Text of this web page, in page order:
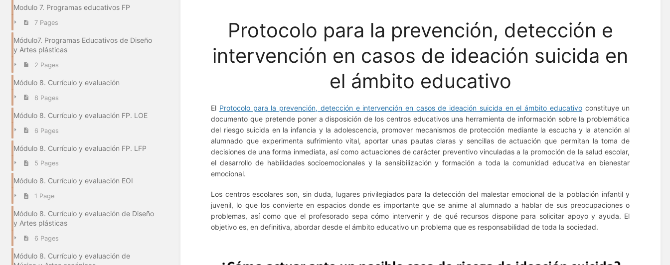
Modulo 7. Programas educativos FP
7 Pages
Módulo7. Programas Educativos de Diseño
y Artes plásticas
2 Pages
Módulo 8. Currículo y evaluación
8 Pages
Módulo 8. Currículo y evaluación FP. LOE
6 Pages
Módulo 8. Currículo y evaluación FP. LFP
5 Pages
Módulo 8. Currículo y evaluación EOI
1 Page
Módulo 8. Currículo y evaluación de Diseño
y Artes plásticas
6 Pages
Módulo 8. Currículo y evaluación de
Protocolo para la prevención, detección e
intervención en casos de ideación suicida en
el ámbito educativo
El Protocolo para la prevención, detección e intervención en casos de ideación suicida en el ámbito educativoconstituye un
documento que pretende poner a disposición de los centros educativos una herramienta de información sobre la problemática
del riesgo suicida en la infancia y la adolescencia, promover mecanismos de protección mediante la escucha y la atención al
alumnado que experimenta sufrimiento vital, aportar unas pautas claras y sencillas de actuación que permitan la toma de
decisiones de una forma inmediata, así como actuaciones de carácter preventivo vinculadas a la promoción de la salud escolar,
el desarrollo de habilidades socioemocionales y la sensibilización y formación a toda la comunidad educativa en bienestar
emocional.
Los centros escolares son, sin duda, lugares privilegiados para la detección del malestar emocional de la población infantil y
juvenil, lo que los convierte en espacios donde es importante que se anime al alumnado a hablar de sus preocupaciones o
problemas, así como que el profesorado sepa cómo intervenir y de qué recursos dispone para solicitar apoyo y ayuda. El
objetivo es, en definitiva, abordar desde el ámbito educativo un problema que es responsabilidad de toda la sociedad.